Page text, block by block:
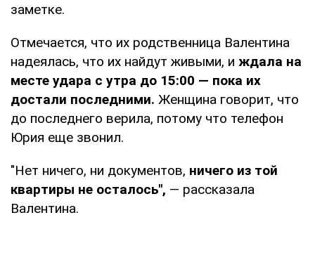
заметке.
Отмечается, что их родственница Валентина
надеялась, что их найдут живыми, и ждала на
месте удара с утра до 15:00 — пока их
достали последними. Женщина говорит, что
до последнего верила, потому что телефон
Юрия еще звонил.
"Нет ничего, ни документов, ничего из той
квартиры не осталось", — рассказала
Валентина.